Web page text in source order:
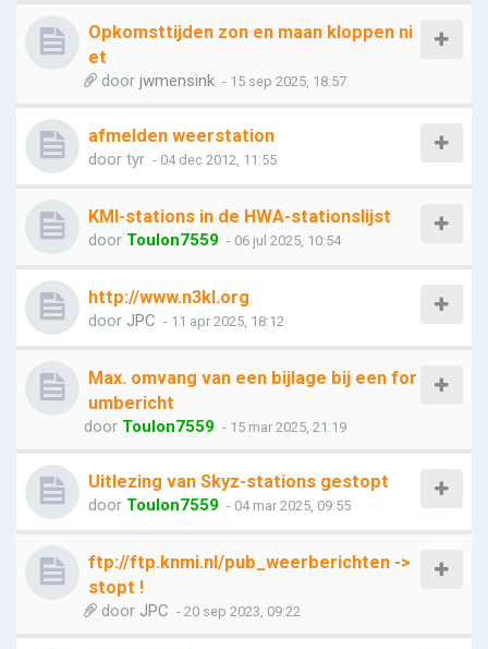
Opkomsttijden zon en maan kloppen ni
et
door jwmensink - 15 sep 2025, 18:57
afmelden weerstation
door tyr - 04 dec 2012, 11:55
KMI-stations in de HWA-stationslijst
door Toulon7559 - 06 jul 2025, 10:54
http://www.n3kl.org
door JPC - 11 apr 2025, 18:12
Max. omvang van een bijlage bij een for
umbericht
door Toulon7559 - 15 mar 2025, 21:19
Uitlezing van Skyz-stations gestopt
door Toulon7559 - 04 mar 2025, 09:55
ftp://ftp.knmi.nl/pub_weerberichten ->
stopt !
door JPC - 20 sep 2023, 09:22